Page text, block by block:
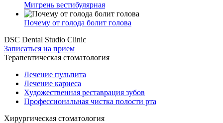
Мигрень вестибулярная
Почему от голода болит голова
DSC Dental Studio Clinic
Записаться на прием
Терапевтическая стоматология
Лечение пульпита
Лечение кариеса
Художественная реставрация зубов
Профессиональная чистка полости рта
Хирургическая стоматология